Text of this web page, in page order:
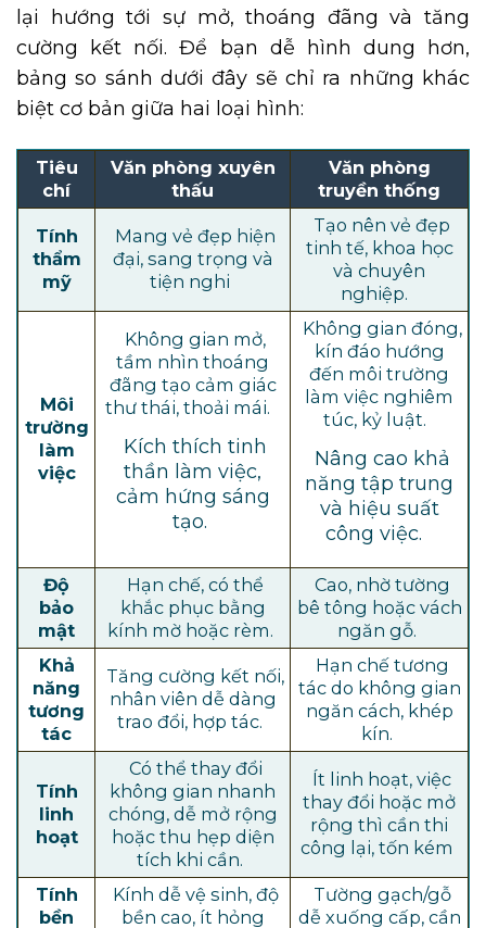
lại hướng tới sự mở, thoáng đãng và tăng
cường kết nối. Để bạn dễ hình dung hơn,
bảng so sánh dưới đây sẽ chỉ ra những khác
biệt cơ bản giữa hai loại hình:
Tiêu
chí
Văn phòng xuyên
thấu
Văn phòng
truyền thống
Tính
thẩm
mỹ
Mang vẻ đẹp hiện
đại, sang trọng và
tiện nghi
Tạo nên vẻ đẹp
tinh tế, khoa học
và chuyên
nghiệp.
Môi
trường
làm
việc
Không gian mở,
tầm nhìn thoáng
đãng tạo cảm giác
thư thái, thoải mái.
Kích thích tinh
thần làm việc,
cảm hứng sáng
tạo.
Không gian đóng,
kín đáo hướng
đến môi trường
làm việc nghiêm
túc, kỷ luật.
Nâng cao khả
năng tập trung
và hiệu suất
công việc.
Độ
bảo
mật
Hạn chế, có thể
khắc phục bằng
kính mờ hoặc rèm.
Cao, nhờ tường
bê tông hoặc vách
ngăn gỗ.
Khả
năng
tương
tác
Tăng cường kết nối,
nhân viên dễ dàng
trao đổi, hợp tác.
Hạn chế tương
tác do không gian
ngăn cách, khép
kín.
Tính
linh
hoạt
Có thể thay đổi
không gian nhanh
chóng, dễ mở rộng
hoặc thu hẹp diện
tích khi cần.
Ít linh hoạt, việc
thay đổi hoặc mở
rộng thì cần thi
công lại, tốn kém
Tính
bền
Kính dễ vệ sinh, độ
bền cao, ít hỏng
Tường gạch/gỗ
dễ xuống cấp, cần